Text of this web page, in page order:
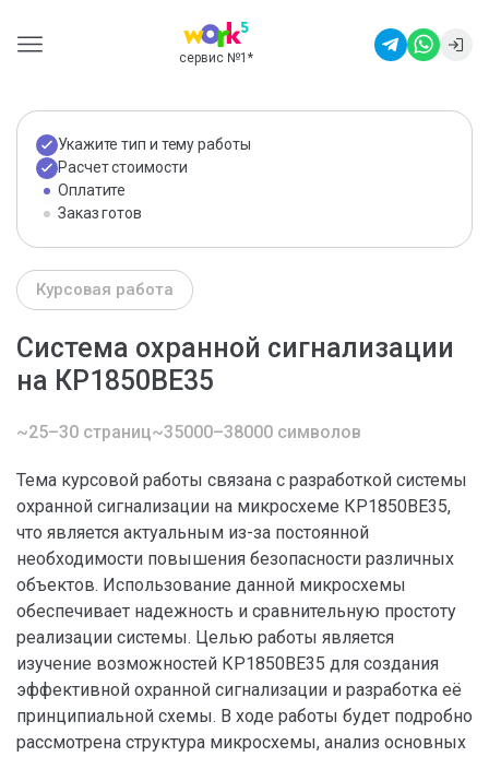
сервис №1 *
Укажите тип и тему работы
Расчет стоимости
Оплатите
Заказ готов
Курсовая работа
Система охранной сигнализации
на КР1850ВЕ35
~25–30 страниц~35000–38000 символов
Тема курсовой работы связана с разработкой системы
охранной сигнализации на микросхеме КР1850ВЕ35,
что является актуальным из-за постоянной
необходимости повышения безопасности различных
объектов. Использование данной микросхемы
обеспечивает надежность и сравнительную простоту
реализации системы. Целью работы является
изучение возможностей КР1850ВЕ35 для создания
эффективной охранной сигнализации и разработка её
принципиальной схемы. В ходе работы будет подробно
рассмотрена структура микросхемы, анализ основных